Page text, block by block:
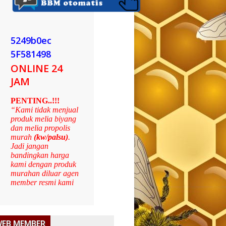
5249b0ec
5F581498
ONLINE 24
JAM
PENTING..!!!
“Kami tidak menjual
produk melia biyang
dan melia propolis
murah (kw/palsu).
Jadi jangan
bandingkan harga
kami dengan produk
murahan diluar agen
member resmi kami
MEMBER